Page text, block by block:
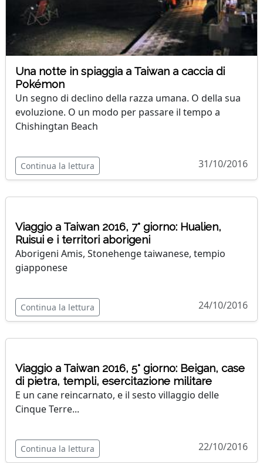
Una notte in spiaggia a Taiwan a caccia di
Pokémon
Un segno di declino della razza umana. O della sua
evoluzione. O un modo per passare il tempo a
Chishingtan Beach
Continua la lettura 31/10/2016
Viaggio a Taiwan 2016, 7° giorno: Hualien,
Ruisui e i territori aborigeni
Aborigeni Amis, Stonehenge taiwanese, tempio
giapponese
Continua la lettura 24/10/2016
Viaggio a Taiwan 2016, 5° giorno: Beigan, case
di pietra, templi, esercitazione militare
E un cane reincarnato, e il sesto villaggio delle
Cinque Terre...
Continua la lettura 22/10/2016